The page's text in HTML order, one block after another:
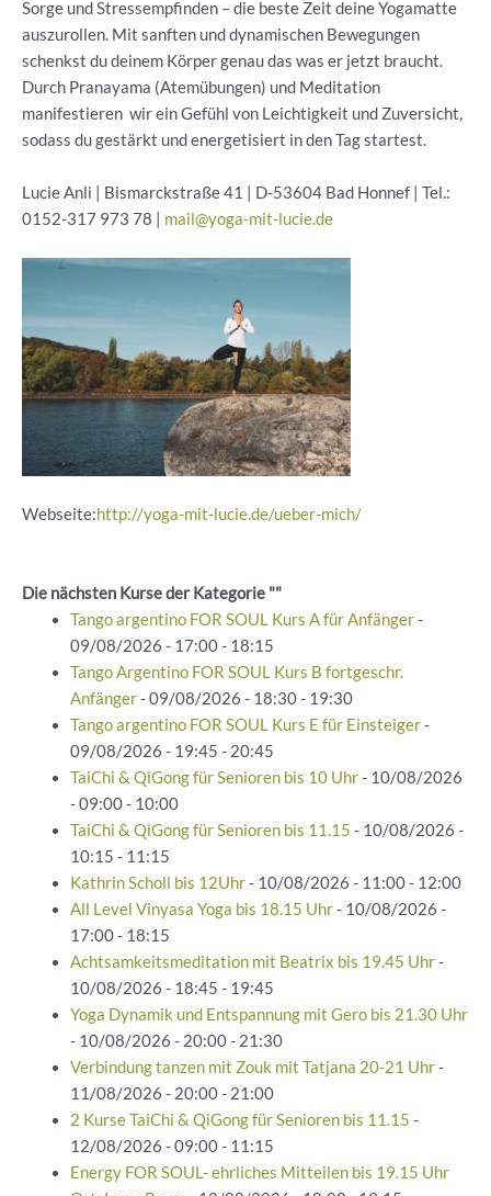
Sorge und Stressempfinden – die beste Zeit deine Yogamatte
auszurollen. Mit sanften und dynamischen Bewegungen
schenkst du deinem Körper genau das was er jetzt braucht.
Durch Pranayama (Atemübungen) und Meditation
manifestieren wir ein Gefühl von Leichtigkeit und Zuversicht,
sodass du gestärkt und energetisiert in den Tag startest.
Lucie Anli | Bismarckstraße 41 | D-53604 Bad Honnef | Tel.:
0152-317 973 78 | mail@yoga-mit-lucie.de
Webseite:http://yoga-mit-lucie.de/ueber-mich/
Die nächsten Kurse der Kategorie ""
Tango argentino FOR SOUL Kurs A für Anfänger-
09/08/2026 - 17:00 - 18:15
Tango Argentino FOR SOUL Kurs B fortgeschr.
Anfänger- 09/08/2026 - 18:30 - 19:30
Tango argentino FOR SOUL Kurs E für Einsteiger-
09/08/2026 - 19:45 - 20:45
TaiChi & QiGong für Senioren bis 10 Uhr- 10/08/2026
- 09:00 - 10:00
TaiChi & QiGong für Senioren bis 11.15 - 10/08/2026 -
10:15 - 11:15
Kathrin Scholl bis 12Uhr- 10/08/2026 - 11:00 - 12:00
All Level Vinyasa Yoga bis 18.15 Uhr- 10/08/2026 -
17:00 - 18:15
Achtsamkeitsmeditation mit Beatrix bis 19.45 Uhr-
10/08/2026 - 18:45 - 19:45
Yoga Dynamik und Entspannung mit Gero bis 21.30 Uhr
- 10/08/2026 - 20:00 - 21:30
Verbindung tanzen mit Zouk mit Tatjana 20-21 Uhr-
11/08/2026 - 20:00 - 21:00
2 Kurse TaiChi & QiGong für Senioren bis 11.15 -
12/08/2026 - 09:00 - 11:15
Energy FOR SOUL- ehrliches Mitteilen bis 19.15 Uhr